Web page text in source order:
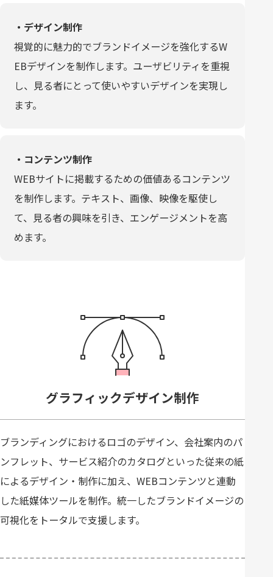
・デザイン制作
視覚的に魅力的でブランドイメージを強化するW
EBデザインを制作します。ユーザビリティを重視
し、見る者にとって使いやすいデザインを実現し
ます。
・コンテンツ制作
WEBサイトに掲載するための価値あるコンテンツ
を制作します。テキスト、画像、映像を駆使し
て、見る者の興味を引き、エンゲージメントを高
めます。
グラフィックデザイン制作
ブランディングにおけるロゴのデザイン、会社案内のパ
ンフレット、サービス紹介のカタログといった従来の紙
によるデザイン・制作に加え、WEBコンテンツと連動
した紙媒体ツールを制作。統一したブランドイメージの
可視化をトータルで支援します。